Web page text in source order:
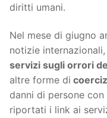
diritti umani.
Nel mese di giugno
notizie
servizi sugli orrori
altre forme di
danni di persone
riportati i link ai